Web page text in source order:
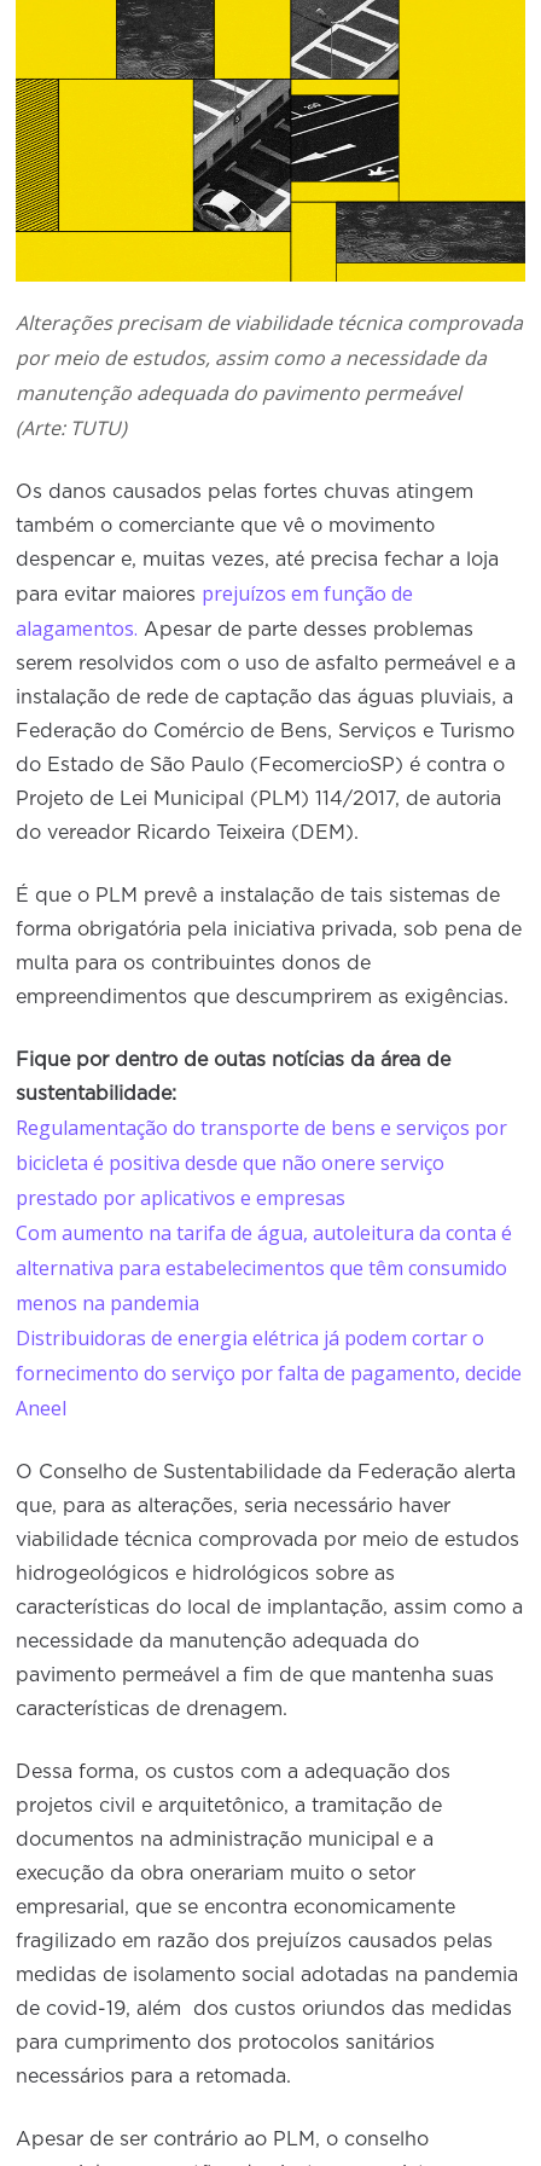
Conselho de Sustentabilidade
Conselho de Comércio Eletrônico
Alterações precisam de viabilidade técnica comprovada
por meio de estudos, assim como a necessidade da
manutenção adequada do pavimento permeável
(Arte: TUTU)
Os danos causados pelas fortes chuvas atingem
também o comerciante que vê o movimento
despencar e, muitas vezes, até precisa fechar a loja
para evitar maiores prejuízos em função de
alagamentos. Apesar de parte desses problemas
serem resolvidos com o uso de asfalto permeável e a
instalação de rede de captação das águas pluviais, a
Federação do Comércio de Bens, Serviços e Turismo
do Estado de São Paulo (FecomercioSP) é contra o
Projeto de Lei Municipal (PLM) 114/2017, de autoria
do vereador Ricardo Teixeira (DEM).
É que o PLM prevê a instalação de tais sistemas de
forma obrigatória pela iniciativa privada, sob pena de
multa para os contribuintes donos de
empreendimentos que descumprirem as exigências.
Fique por dentro de outas notícias da área de
sustentabilidade:
Regulamentação do transporte de bens e serviços por
bicicleta é positiva desde que não onere serviço
prestado por aplicativos e empresas
Com aumento na tarifa de água, autoleitura da conta é
alternativa para estabelecimentos que têm consumido
menos na pandemia
Distribuidoras de energia elétrica já podem cortar o
fornecimento do serviço por falta de pagamento, decide
Aneel
O Conselho de Sustentabilidade da Federação alerta
que, para as alterações, seria necessário haver
viabilidade técnica comprovada por meio de estudos
hidrogeológicos e hidrológicos sobre as
características do local de implantação, assim como a
necessidade da manutenção adequada do
pavimento permeável a fim de que mantenha suas
características de drenagem.
Dessa forma, os custos com a adequação dos
projetos civil e arquitetônico, a tramitação de
documentos na administração municipal e a
execução da obra onerariam muito o setor
empresarial, que se encontra economicamente
fragilizado em razão dos prejuízos causados pelas
medidas de isolamento social adotadas na pandemia
de covid-19, além dos custos oriundos das medidas
para cumprimento dos protocolos sanitários
necessários para a retomada.
Apesar de ser contrário ao PLM, o conselho